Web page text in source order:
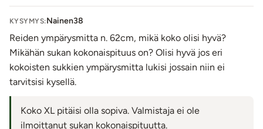
KYSYMYS:Nainen38
Reiden ympärysmitta n. 62cm, mikä koko olisi hyvä?
Mikähän sukan kokonaispituus on? Olisi hyvä jos eri
kokoisten sukkien ympärysmitta lukisi jossain niin ei
tarvitsisi kysellä.
Koko XL pitäisi olla sopiva. Valmistaja ei ole
ilmoittanut sukan kokonaispituutta.